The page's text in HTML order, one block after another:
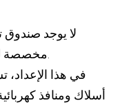
لا يوجد صندوق
في هذا الإعداد،
أسلاك ومنافذ